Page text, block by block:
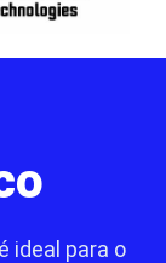
ideal para o